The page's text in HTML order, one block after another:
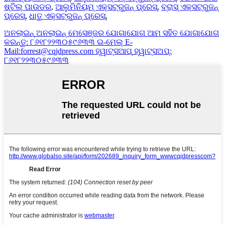
ଷ୍ଟିଲ୍ ପାଉଡର, ଆଲୁମିନିୟମ୍ ଏକ୍ସଟ୍ରୁଜନ୍ ପ୍ରେସ୍, ବ୍ରାସ୍ ଏକ୍ସଟ୍ରୁଜନ୍
ପ୍ରେସ୍, ଧାତୁ ଏକ୍ସଟ୍ରୁଜନ୍ ପ୍ରେସ୍,
ଅନଲାଇନ୍ ଅନଲାଇନ୍ ମେସେଞ୍ଜର ଯୋଗାଯୋଗ ଆମ ସହିତ ଯୋଗାଯୋଗ
କରନ୍ତୁ: ୮୬୧୮୨୨୩୦୫୯୬୩୩ ଇ-ମେଲ୍ E-
Mail:forrest@cqjdpress.com ହ୍ୱାଟ୍ସଆପ୍ ହ୍ୱାଟ୍ସଅପ୍:
୮୬୧୮୨୨୩୦୫୯୬୩୩